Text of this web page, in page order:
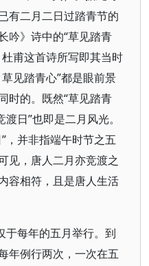
有二月二日过踏青节的
吟》诗中的“草见踏青
甫这首诗所写即其当时
见踏青心”都是眼前景
时的。既然“草见踏青
日”也即是二月风光。
，并非指端午时节之五
见，唐人二月亦竞渡之
容相符，且是唐人生活
于每年的五月举行。到
年例行两次，一次在五